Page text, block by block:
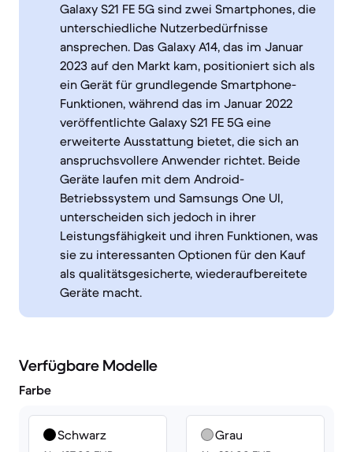
Galaxy S21 FE 5G sind zwei Smartphones, die
unterschiedliche Nutzerbedürfnisse
ansprechen. Das Galaxy A14, das im Januar
2023 auf den Markt kam, positioniert sich als
ein Gerät für grundlegende Smartphone-
Funktionen, während das im Januar 2022
veröffentlichte Galaxy S21 FE 5G eine
erweiterte Ausstattung bietet, die sich an
anspruchsvollere Anwender richtet. Beide
Geräte laufen mit dem Android-
Betriebssystem und Samsungs One UI,
unterscheiden sich jedoch in ihrer
Leistungsfähigkeit und ihren Funktionen, was
sie zu interessanten Optionen für den Kauf
als qualitätsgesicherte, wiederaufbereitete
Geräte macht.
Verfügbare Modelle
Farbe
Schwarz Grau